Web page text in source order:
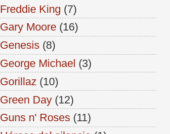
Freddie King (7)
Gary Moore (16)
Genesis (8)
George Michael (3)
Gorillaz (10)
Green Day (12)
Guns n' Roses (11)